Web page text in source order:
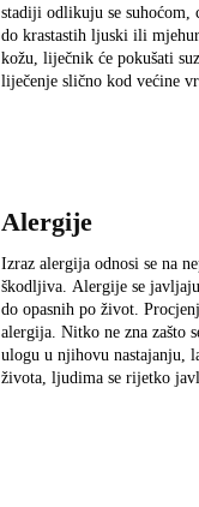
stadiji odlikuju se suhoćom,
do krastastih ljuski ili
kožu, liječnik će pokušati
liječenje slično kod većine
Alergije
Izraz alergija odnosi se na
škodljiva. Alergije se
do opasnih po život.
alergija. Nitko ne zna zašto
ulogu u njihovu nastajanju,
života, ljudima se rijetko